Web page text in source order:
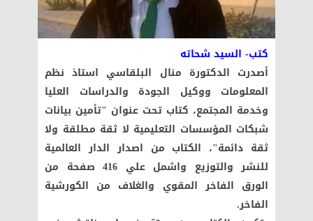
كتب- السيد شحاته
أصدرت الدكتورة منال البلقاسي استاذ نظم
المعلومات ووكيل الجودة والدراسات العليا
وخدمة المجتمع، كتاب تحت عنوان "تأمين بيانات
شبكات المؤسسات التعليمية لا ثقة مطلقة ولا
ثقة دائمة"، الكتاب من اصدار الدار العالمية
للنشر والتوزيع واشمل علي 416 صفحة من
الورق الفاخر المقوي والغلاف من الكورشية
الفاخر.